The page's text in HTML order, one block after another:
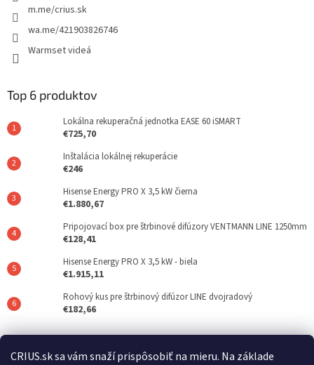
CRIUS.sk sa vám snaží prispôsobiť na mieru. Na základe
m.me/crius.sk
wa.me/421903826746
Warmset videá
Top 6 produktov
Lokálna rekuperačná jednotka EASE 60 iSMART
€725,70
Inštalácia lokálnej rekuperácie
€246
Hisense Energy PRO X 3,5 kW čierna
€1.880,67
Pripojovací box pre štrbinové difúzory VENTMANN LINE 1250mm
€128,41
Hisense Energy PRO X 3,5 kW - biela
€1.915,11
Rohový kus pre štrbinový difúzor LINE dvojradový
€182,66
Posledné hodnotenie produktov